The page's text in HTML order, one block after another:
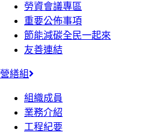
勞資會議專區
重要公佈事項
節能減碳全民一起來
友善連結
營繕組
組織成員
業務介紹
工程紀要